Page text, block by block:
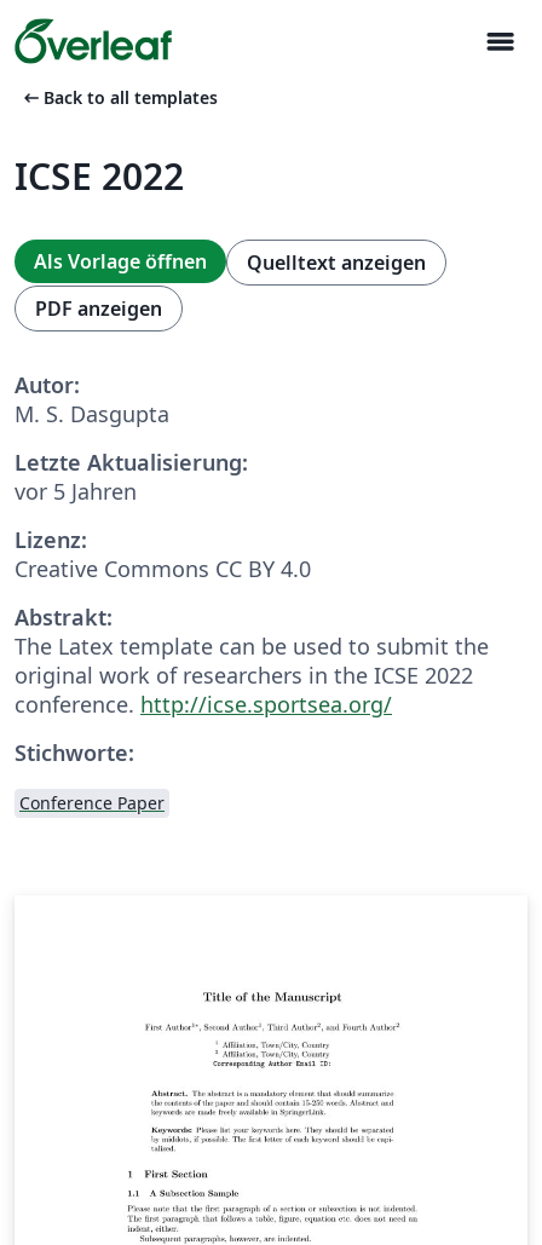
menu
arrow_left_alt Back to all templates
ICSE 2022
Als Vorlage öffnen
Quelltext anzeigen
PDF anzeigen
Autor:
M. S. Dasgupta
Letzte Aktualisierung:
vor 5 Jahren
Lizenz:
Creative Commons CC BY 4.0
Abstrakt:
The Latex template can be used to submit the
original work of researchers in the ICSE 2022
conference. http://icse.sportsea.org/
Stichworte:
Conference Paper